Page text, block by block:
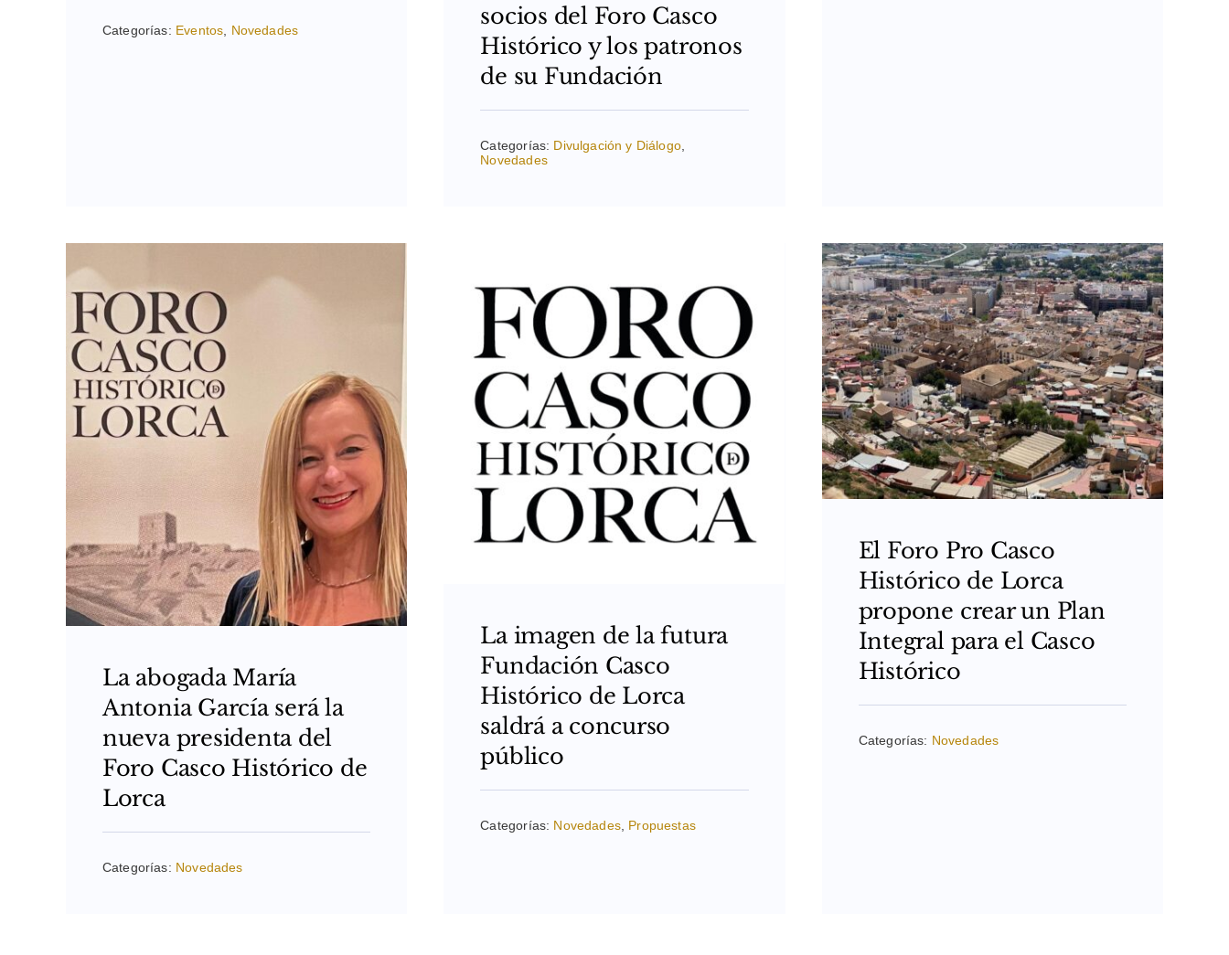
Categorías: Eventos Novedades
socios del Foro Casco
Histórico y los patronos
de su Fundación
Categorías: Divulgación y Diálogo,
Novedades
La abogada María
Antonia García será la
nueva presidenta del
Foro Casco Histórico de
Lorca
Categorías: Novedades
La imagen de la futura
Fundación Casco
Histórico de Lorca
saldrá a concurso
público
Categorías: Novedades, Propuestas
El Foro Pro Casco
Histórico de Lorca
propone crear un Plan
Integral para el Casco
Histórico
Categorías: Novedades